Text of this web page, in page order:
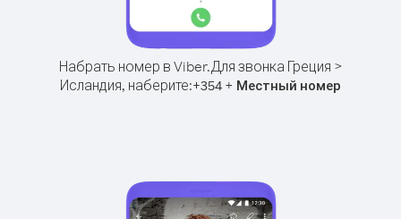
Набрать номер в Viber.Для звонка Греция >
Исландия, наберите:+354 + Местный номер